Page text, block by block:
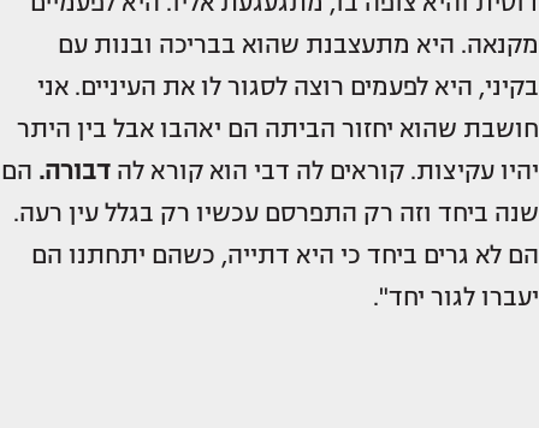
מקנאה. היא מתעצבנת שהוא בבריכה ובנות עם
בקיני, היא לפעמים רוצה לסגור לו את העיניים. אני
חושבת שהוא יחזור הביתה הם יאהבו אבל בין היתר
יהיו עקיצות. קוראים לה דבי הוא קורא לה דבורה. הם
שנה ביחד וזה רק התפרסם עכשיו רק בגלל עין רעה.
הם לא גרים ביחד כי היא דתייה, כשהם יתחתנו הם
יעברו לגור יחד".